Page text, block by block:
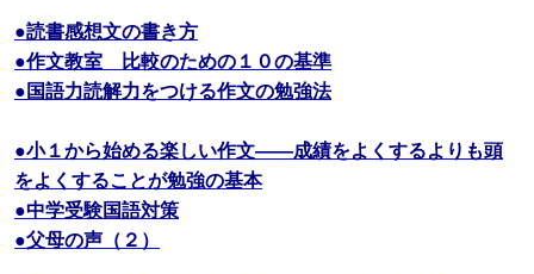
●読書感想文の書き方
●作文教室 比較のための１０の基準
●国語力読解力をつける作文の勉強法
●小１から始める楽しい作文――成績をよくするよりも頭
をよくすることが勉強の基本
●中学受験国語対策
●父母の声（２）